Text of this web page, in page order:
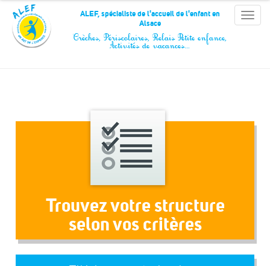
Panneau de gestion des cookies
Toggle
ALEF, spécialiste de l'accueil de l'enfant en
Alsace
Crèches, Périscolaires, Relais Petite enfance,
Activités de vacances…
Trouvez votre structure
selon vos critères